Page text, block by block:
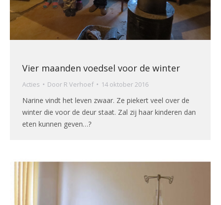
Vier maanden voedsel voor de winter
Acties Door R Verhoef 14 oktober 2016
Narine vindt het leven zwaar. Ze piekert veel over de
winter die voor de deur staat. Zal zij haar kinderen dan
eten kunnen geven…?